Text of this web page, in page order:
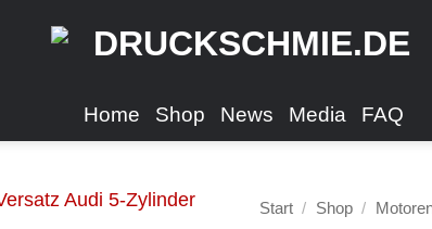
Home Shop News Media FAQ
Start / Shop /